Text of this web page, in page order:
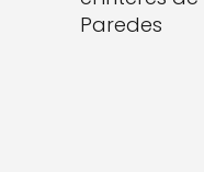
Paredes